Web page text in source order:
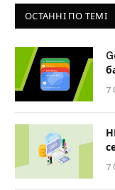
ОСТАННІ ПО ТЕМІ
7
7